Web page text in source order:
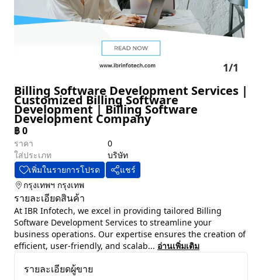
1/1
Billing Software Development Services |
Customized Billing Software
Development | Billing Software
Development Company
฿0
ราคา
0
ใส่ประเภท
บริษัท
เพิ่มในรายการโปรด
แชร์
กรุงเทพฯ กรุงเทพ
รายละเอียดสินค้า
At IBR Infotech, we excel in providing tailored Billing
Software Development Services to streamline your
business operations. Our expertise ensures the creation of
efficient, user-friendly, and scalab... อ่านเพิ่มเติม
รายละเอียดผู้ขาย